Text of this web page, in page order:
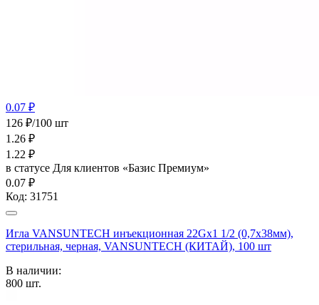
0.07 ₽
126 ₽/100 шт
1.26 ₽
1.22 ₽
в статусе Для клиентов «Базис Премиум»
0.07 ₽
Код: 31751
Игла VANSUNTECH инъекционная 22Gх1 1/2 (0,7х38мм),
стерильная, черная, VANSUNTECH (КИТАЙ), 100 шт
В наличии:
800 шт.